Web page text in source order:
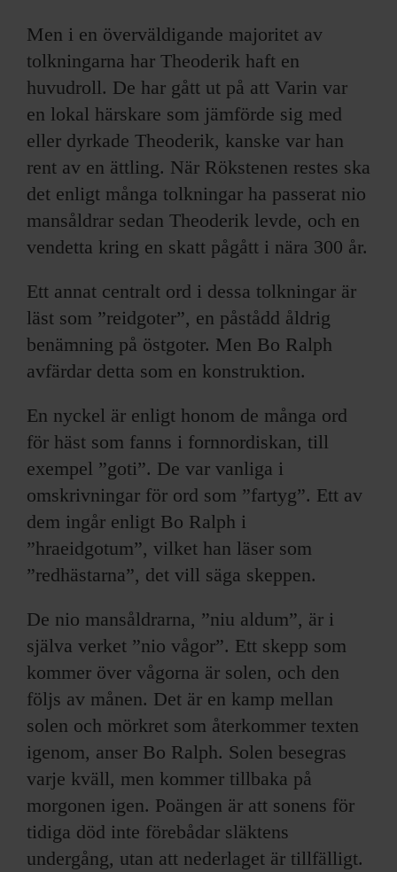
Men i en överväldigande majoritet av
tolkningarna har Theoderik haft en
huvudroll. De har gått ut på att Varin var
en lokal härskare som jämförde sig med
eller dyrkade Theoderik, kanske var han
rent av en ättling. När Rökstenen restes ska
det enligt många tolkningar ha passerat nio
mansåldrar sedan Theoderik levde, och en
vendetta kring en skatt pågått i nära 300 år.
Ett annat centralt ord i dessa tolkningar är
läst som ”reidgoter”, en påstådd åldrig
benämning på östgoter. Men Bo Ralph
avfärdar detta som en konstruktion.
En nyckel är enligt honom de många ord
för häst som fanns i fornnordiskan, till
exempel ”goti”. De var vanliga i
omskrivningar för ord som ”fartyg”. Ett av
dem ingår enligt Bo Ralph i
”hraeidgotum”, vilket han läser som
”redhästarna”, det vill säga skeppen.
De nio mansåldrarna, ”niu aldum”, är i
själva verket ”nio vågor”. Ett skepp som
kommer över vågorna är solen, och den
följs av månen. Det är en kamp mellan
solen och mörkret som återkommer texten
igenom, anser Bo Ralph. Solen besegras
varje kväll, men kommer tillbaka på
morgonen igen. Poängen är att sonens för
tidiga död inte förebådar släktens
undergång, utan att nederlaget är tillfälligt.